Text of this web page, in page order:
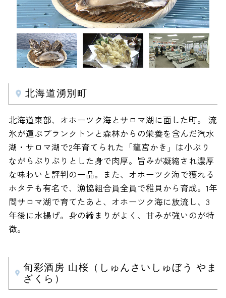
北海道湧別町
北海道東部、オホーツク海とサロマ湖に面した町。 流
氷が運ぶプランクトンと森林からの栄養を含んだ汽水
湖・サロマ湖で2年育てられた「龍宮かき」は小ぶり
ながらぷりぷりとした身で肉厚。旨みが凝縮され濃厚
な味わいと評判の一品。また、オホーツク海で獲れる
ホタテも有名で、漁協組合員全員で稚貝から育成。1年
間サロマ湖で育てたあと、オホーツク海に放流し、3
年後に水揚げ。身の締まりがよく、甘みが強いのが特
徴。
旬彩酒房 山桜（しゅんさいしゅぼう やま
ざくら）